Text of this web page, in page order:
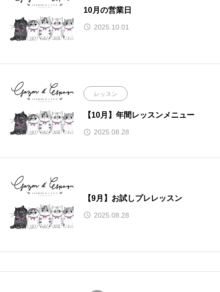
10月の営業日
2025.10.01
レッスン
【10月】年間レッスンメニュー
2025.08.28
【9月】お試しプレレッスン
2025.08.28